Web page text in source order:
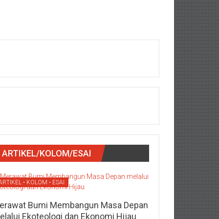
ARTIKEL/KOLOM/ESAI
• KOLOM • ESAI
Bumi Membangun Masa Depan
Ekoteologi dan Ekonomi Hijau